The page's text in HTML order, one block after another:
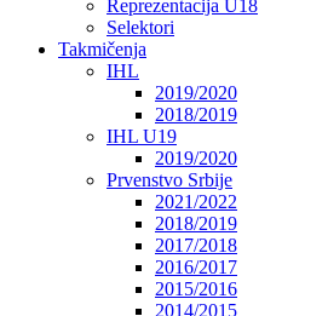
Reprezentacija U18
Selektori
Takmičenja
IHL
2019/2020
2018/2019
IHL U19
2019/2020
Prvenstvo Srbije
2021/2022
2018/2019
2017/2018
2016/2017
2015/2016
2014/2015